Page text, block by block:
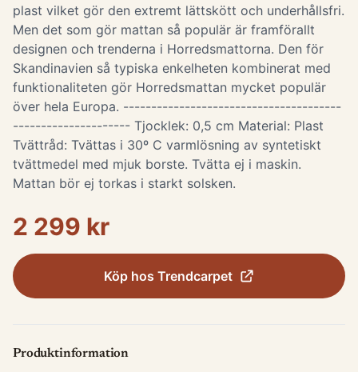
plast vilket gör den extremt lättskött och underhållsfri.
Men det som gör mattan så populär är framförallt
designen och trenderna i Horredsmattorna. Den för
Skandinavien så typiska enkelheten kombinerat med
funktionaliteten gör Horredsmattan mycket populär
över hela Europa. ---------------------------------------
--------------------- Tjocklek: 0,5 cm Material: Plast
Tvättråd: Tvättas i 30º C varmlösning av syntetiskt
tvättmedel med mjuk borste. Tvätta ej i maskin.
Mattan bör ej torkas i starkt solsken.
2 299 kr
Köp hos Trendcarpet
Produktinformation